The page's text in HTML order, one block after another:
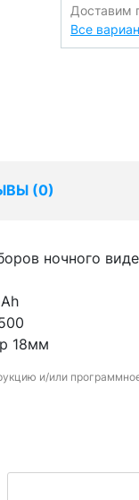
Доставим
Все
(0)
ночного
18мм
и/или